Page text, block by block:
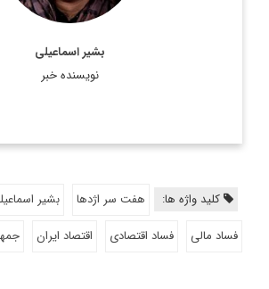
بشیر اسماعیلی
نویسنده خبر
کلید واژه ها: هفت سر اژدها بشیر
فساد مالی
فساد اقتصادی اقتصاد ایران